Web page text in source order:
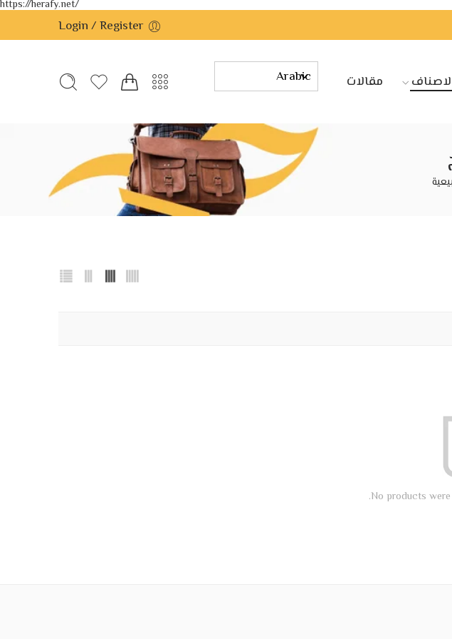
https://herafy.net/
Login / Register
مقالات
No products